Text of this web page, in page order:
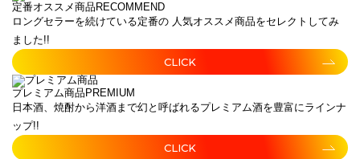
定番オススメ商品 RECOMMEND
ロングセラーを続けている定番の 人気オススメ商品をセレクトしてみ
ました!!
CLICK
プレミアム商品 PREMIUM
日本酒、焼酎から洋酒まで幻と呼ばれるプレミアム酒を豊富にラインナ
ップ!!
CLICK